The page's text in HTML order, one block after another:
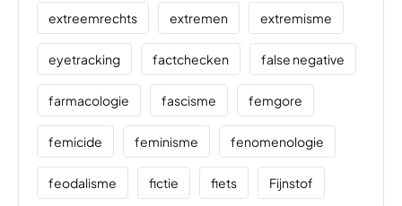
extreemrechts extremen extremisme
eyetracking factchecken false negative
farmacologie fascisme femgore
femicide feminisme fenomenologie
feodalisme fictie fiets Fijnstof